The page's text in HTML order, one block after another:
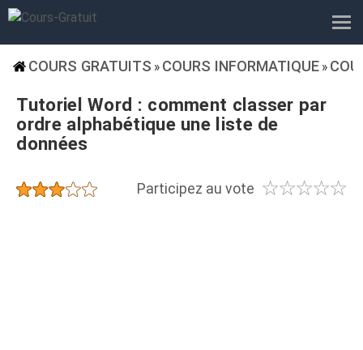
COURS GRATUITS » COURS INFORMATIQUE »
Tutoriel Word : comment classer par
ordre alphabétique une liste de
données
Participez au vote ☆☆☆☆☆
★★★★★